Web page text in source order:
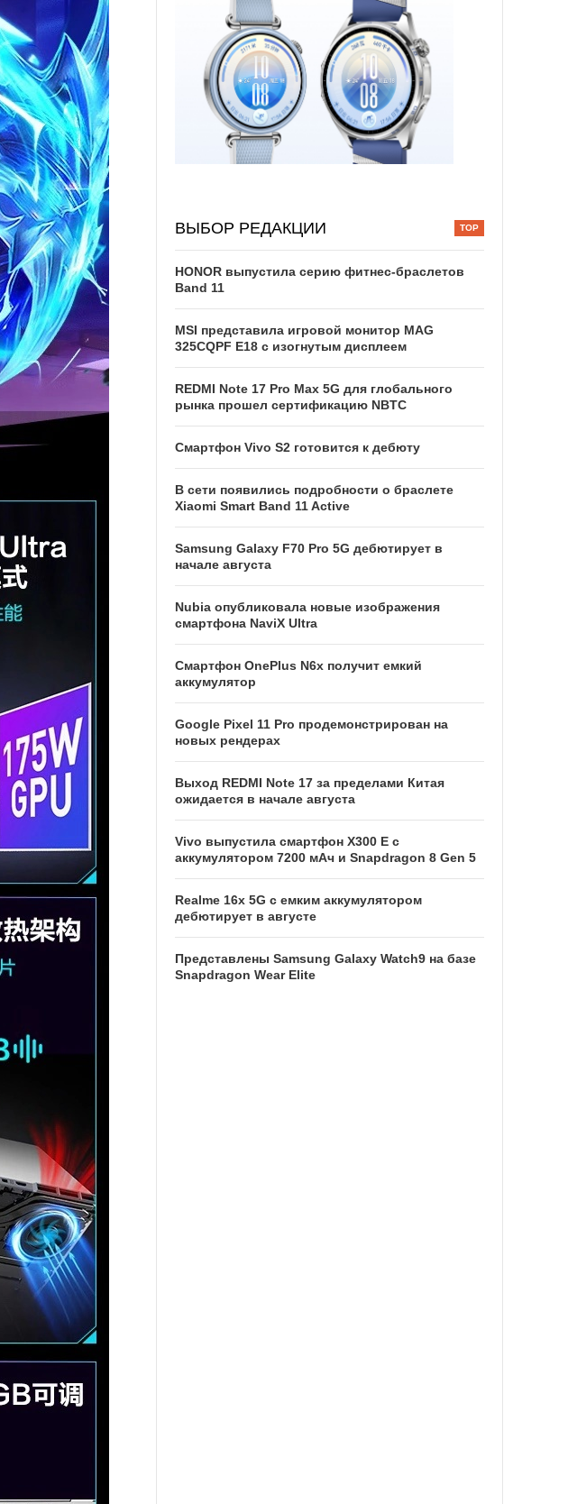
ВЫБОР РЕДАКЦИИ
HONOR выпустила серию фитнес-браслетов
Band 11
MSI представила игровой монитор MAG
325CQPF E18 с изогнутым дисплеем
REDMI Note 17 Pro Max 5G для глобального
рынка прошел сертификацию NBTC
Смартфон Vivo S2 готовится к дебюту
В сети появились подробности о браслете
Xiaomi Smart Band 11 Active
Samsung Galaxy F70 Pro 5G дебютирует в
начале августа
Nubia опубликовала новые изображения
смартфона NaviX Ultra
Смартфон OnePlus N6x получит емкий
аккумулятор
Google Pixel 11 Pro продемонстрирован на
новых рендерах
Выход REDMI Note 17 за пределами Китая
ожидается в начале августа
Vivo выпустила смартфон X300 E с
аккумулятором 7200 мАч и Snapdragon 8 Gen 5
Realme 16x 5G с емким аккумулятором
дебютирует в августе
Представлены Samsung Galaxy Watch9 на базе
Snapdragon Wear Elite